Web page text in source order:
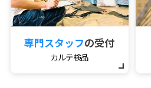
専門スタッフの受付
カルテ検品